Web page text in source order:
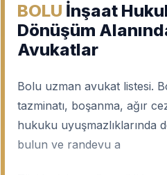
BOLU İnşaat
Dönüşüm
Avukatlar
Bolu uzman avukat listesi.
tazminatı, boşanma, ağır
hukuku uyuşmazlıklarında
bulun ve randevu a